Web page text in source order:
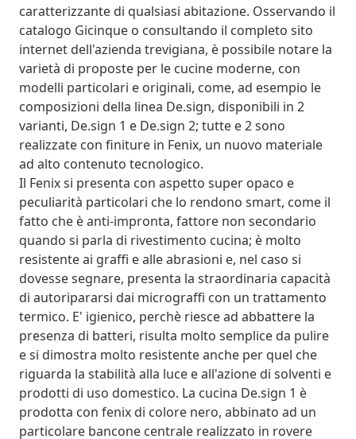
caratterizzante di qualsiasi abitazione. Osservando il
catalogo Gicinque o consultando il completo sito
internet dell'azienda trevigiana, è possibile notare la
varietà di proposte per le cucine moderne, con
modelli particolari e originali, come, ad esempio le
composizioni della linea De.sign, disponibili in 2
varianti, De.sign 1 e De.sign 2; tutte e 2 sono
realizzate con finiture in Fenix, un nuovo materiale
ad alto contenuto tecnologico.
Il Fenix si presenta con aspetto super opaco e
peculiarità particolari che lo rendono smart, come il
fatto che è anti-impronta, fattore non secondario
quando si parla di rivestimento cucina; è molto
resistente ai graffi e alle abrasioni e, nel caso si
dovesse segnare, presenta la straordinaria capacità
di autoripararsi dai micrograffi con un trattamento
termico. E' igienico, perchè riesce ad abbattere la
presenza di batteri, risulta molto semplice da pulire
e si dimostra molto resistente anche per quel che
riguarda la stabilità alla luce e all'azione di solventi e
prodotti di uso domestico. La cucina De.sign 1 è
prodotta con fenix di colore nero, abbinato ad un
particolare bancone centrale realizzato in rovere